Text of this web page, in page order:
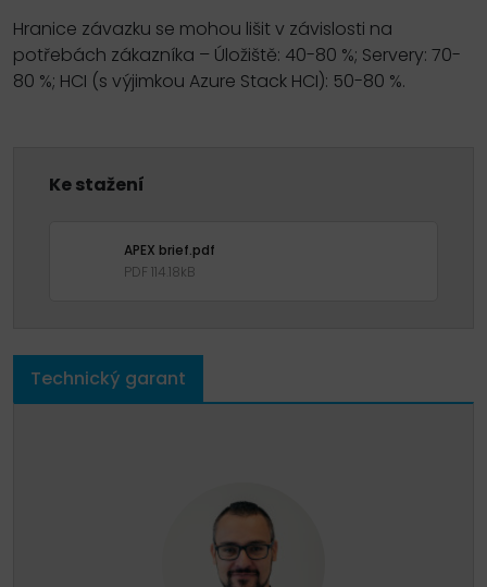
Hranice závazku se mohou lišit v závislosti na
potřebách zákazníka – Úložiště: 40-80 %; Servery: 70-
80 %; HCI (s výjimkou Azure Stack HCI): 50-80 %.
Ke stažení
APEX brief.pdf
PDF 114.18kB
Technický garant